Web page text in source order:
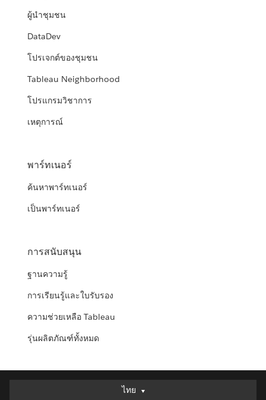
ผู้นำชุมชน
DataDev
โปรเจกต์ของชุมชน
Tableau Neighborhood
โปรแกรมวิชาการ
เหตุการณ์
พาร์ทเนอร์
ค้นหาพาร์ทเนอร์
เป็นพาร์ทเนอร์
การสนับสนุน
ฐานความรู้
การเรียนรู้และใบรับรอง
ความช่วยเหลือ Tableau
รุ่นผลิตภัณฑ์ทั้งหมด
ไทย
ไทย